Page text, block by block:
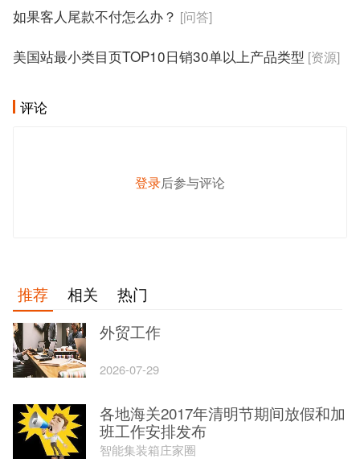
如果客人尾款不付怎么办？ [问答]
美国站最小类目页TOP10日销30单以上产品类型 [资源]
评论
登录后参与评论
推荐 相关
热门
外贸工作
2026-07-29
各地海关2017年清明节期间放假和加
班工作安排发布
智能集装箱庄家圈